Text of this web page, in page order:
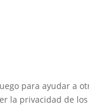
para ayudar a
la privacidad de